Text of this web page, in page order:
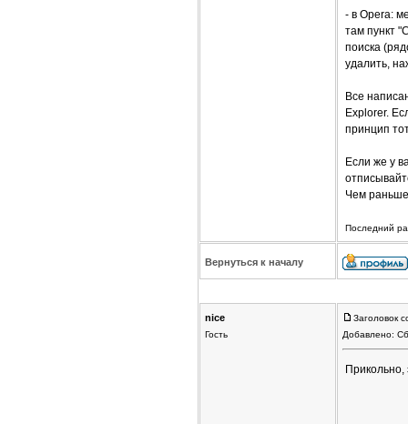
- в Opera:
там пункт
поиска
удалить,
Все
Explorer.
принцип
Если же у
Чем
Последний
Вернуться к началу
nice
Гость
Заголовок
Добавлено:
Прикольно,